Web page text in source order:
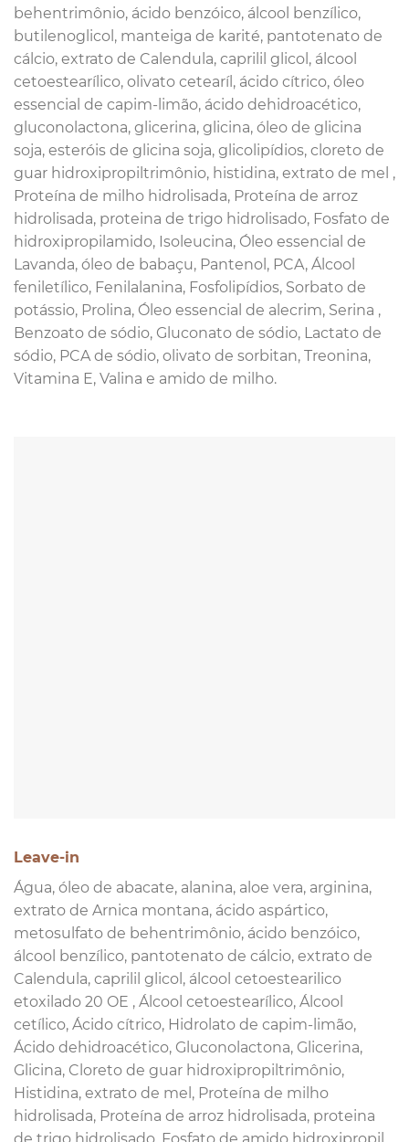
behentrimônio, ácido benzóico, álcool benzílico,
butilenoglicol, manteiga de karité, pantotenato de
cálcio, extrato de Calendula, caprilil glicol, álcool
cetoestearílico, olivato cetearíl, ácido cítrico, óleo
essencial de capim-limão, ácido dehidroacético,
gluconolactona, glicerina, glicina, óleo de glicina
soja, esteróis de glicina soja, glicolipídios, cloreto de
guar hidroxipropiltrimônio, histidina, extrato de mel ,
Proteína de milho hidrolisada, Proteína de arroz
hidrolisada, proteina de trigo hidrolisado, Fosfato de
hidroxipropilamido, Isoleucina, Óleo essencial de
Lavanda, óleo de babaçu, Pantenol, PCA, Álcool
feniletílico, Fenilalanina, Fosfolipídios, Sorbato de
potássio, Prolina, Óleo essencial de alecrim, Serina ,
Benzoato de sódio, Gluconato de sódio, Lactato de
sódio, PCA de sódio, olivato de sorbitan, Treonina,
Vitamina E, Valina e amido de milho.
Leave-in
Água, óleo de abacate, alanina, aloe vera, arginina,
extrato de Arnica montana, ácido aspártico,
metosulfato de behentrimônio, ácido benzóico,
álcool benzílico, pantotenato de cálcio, extrato de
Calendula, caprilil glicol, álcool cetoestearilico
etoxilado 20 OE , Álcool cetoestearílico, Álcool
cetílico, Ácido cítrico, Hidrolato de capim-limão,
Ácido dehidroacético, Gluconolactona, Glicerina,
Glicina, Cloreto de guar hidroxipropiltrimônio,
Histidina, extrato de mel, Proteína de milho
hidrolisada, Proteína de arroz hidrolisada, proteina
de trigo hidrolisado, Fosfato de amido hidroxipropil,